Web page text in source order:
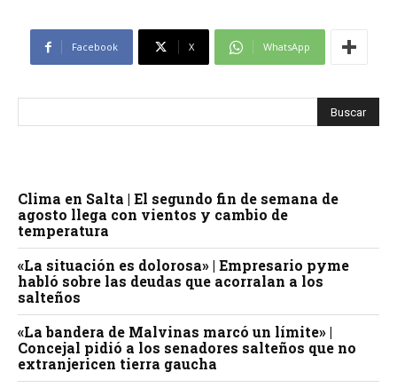
Facebook X WhatsApp
Clima en Salta | El segundo fin de semana de
agosto llega con vientos y cambio de
temperatura
«La situación es dolorosa» | Empresario pyme
habló sobre las deudas que acorralan a los
salteños
«La bandera de Malvinas marcó un límite» |
Concejal pidió a los senadores salteños que no
extranjericen tierra gaucha